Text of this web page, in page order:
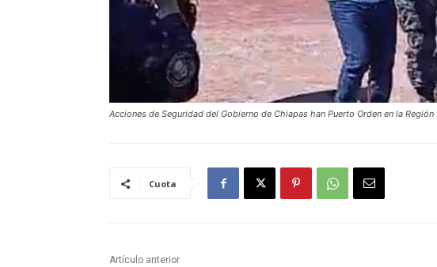
Acciones de Seguridad del Gobierno de Chiapas han Puerto Orden en la Región
Cuota
Artículo anterior